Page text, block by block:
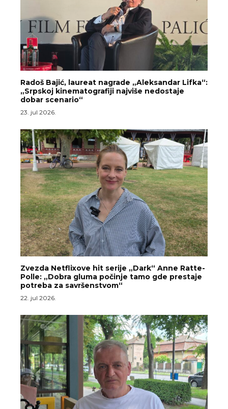
Radoš Bajić, laureat nagrade „Aleksandar Lifka“:
„Srpskoj kinematografiji najviše nedostaje
dobar scenario“
23. jul 2026.
Zvezda Netflixove hit serije „Dark“ Anne Ratte-
Polle: „Dobra gluma počinje tamo gde prestaje
potreba za savršenstvom“
22. jul 2026.